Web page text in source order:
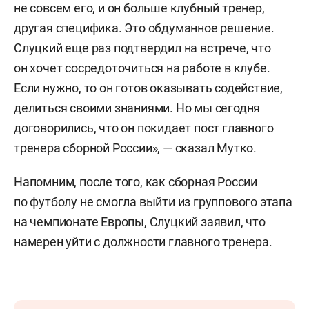
не совсем его, и он больше клубный тренер,
другая специфика. Это обдуманное решение.
Слуцкий еще раз подтвердил на встрече, что
он хочет сосредоточиться на работе в клубе.
Если нужно, то он готов оказывать содействие,
делиться своими знаниями. Но мы сегодня
договорились, что он покидает пост главного
тренера сборной России», — сказал Мутко.
Напомним, после того, как сборная России
по футболу не смогла выйти из группового этапа
на чемпионате Европы, Слуцкий заявил, что
намерен уйти с должности главного тренера.